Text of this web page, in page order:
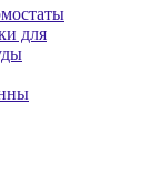
для